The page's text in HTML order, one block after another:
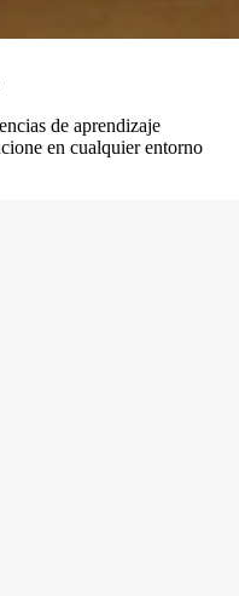
de aprendizaje
en cualquier entorno